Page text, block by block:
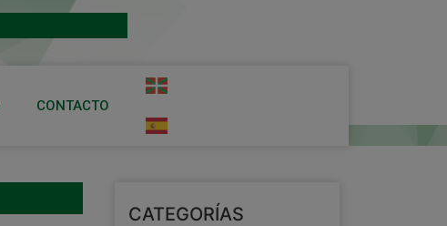
CONTACTO
CATEGORÍAS